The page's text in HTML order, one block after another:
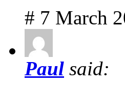
# 7 March
Paul said: